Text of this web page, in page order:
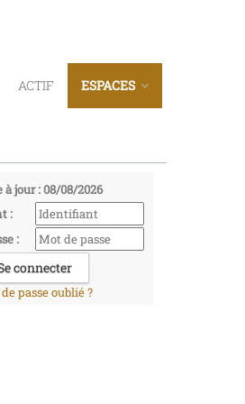
ACTIF ESPACES
jour : 08/08/2026
:
:
passe oublié ?